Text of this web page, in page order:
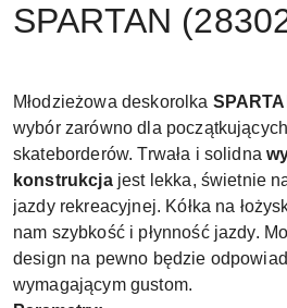
SPARTAN
Młodzieżowa deskorolka
wybór zarówno dla
skateborderów. Trwała i solidna
konstrukcjajest lekka, świetnie
jazdy rekreacyjnej. Kółka na
nam szybkość i płynność jazdy.
design na pewno będzie
wymagającym gustom.